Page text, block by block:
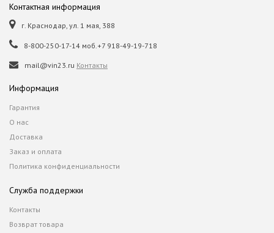
Контактная информация
г. Краснодар, ул. 1 мая, 388
8-800-250-17-14 моб.+7 918-49-19-718
mail@vin23.ru Контакты
Информация
Гарантия
О нас
Доставка
Заказ и оплата
Политика конфиденциальности
Служба поддержки
Контакты
Возврат товара